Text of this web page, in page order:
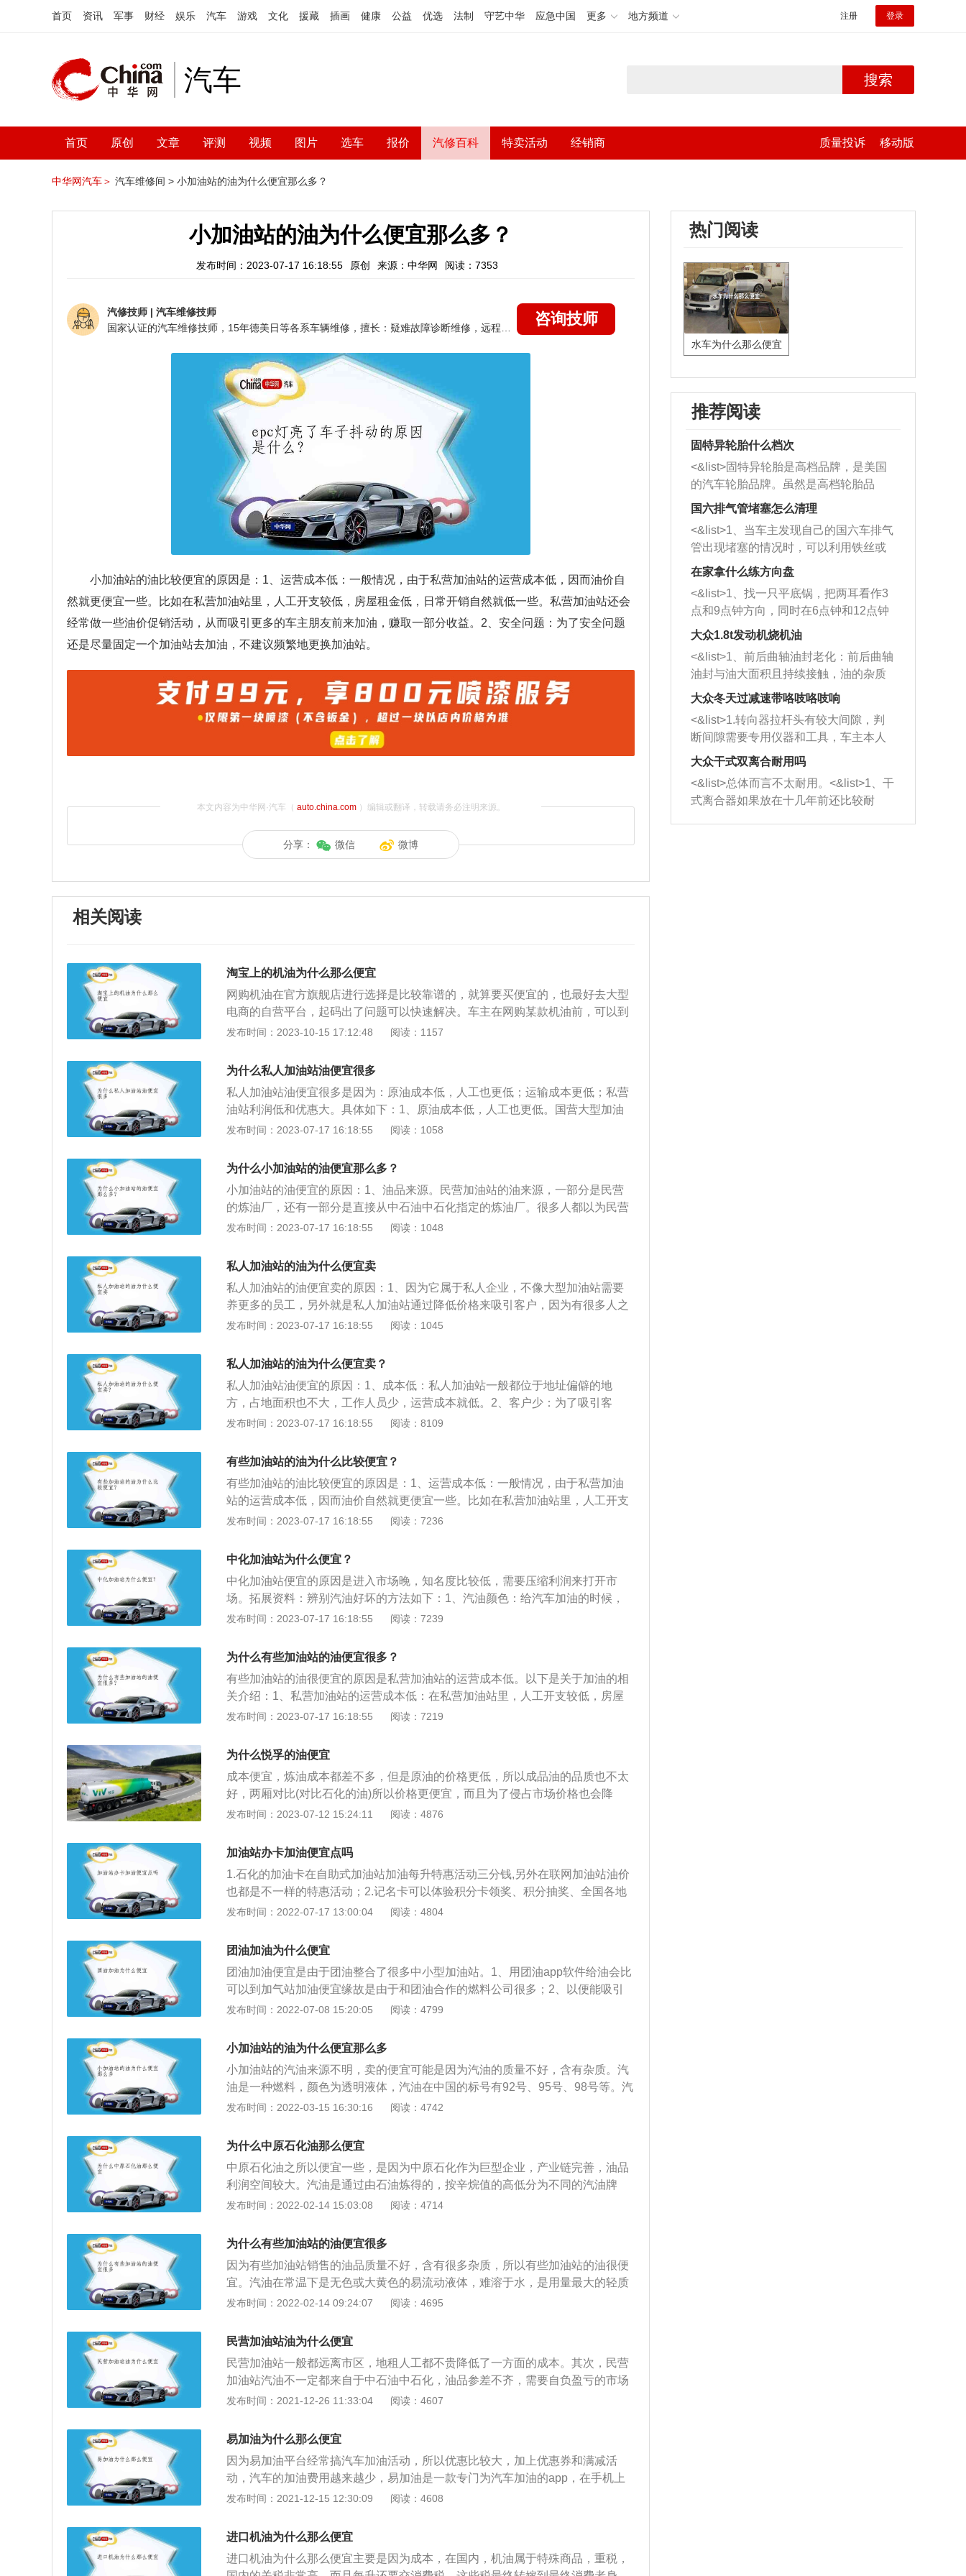
首页 资讯 军事 财经 娱乐 汽车 游戏 文化 援藏 插画 健康 公益 优选 法制 守艺中华 应急中国 更多 地方频道 注册 登录
汽车 搜索
首页 原创 文章 评测 视频 图片 选车 报价 汽修百科 特卖活动 经销商 质量投诉 移动版
中华网汽车＞ 汽车维修间 > 小加油站的油为什么便宜那么多？
小加油站的油为什么便宜那么多？
发布时间：2023-07-17 16:18:55 原创 来源：中华网 阅读：7353
汽修技师 | 汽车维修技师
咨询技师
小加油站的油比较便宜的原因是：1、运营成本低：一般情况，由于私营加油站的运营成本低，因而油价自
然就更便宜一些。比如在私营加油站里，人工开支较低，房屋租金低，日常开销自然就低一些。私营加油站还会
经常做一些油价促销活动，从而吸引更多的车主朋友前来加油，赚取一部分收益。2、安全问题：为了安全问题
还是尽量固定一个加油站去加油，不建议频繁地更换加油站。
本文内容为中华网·汽车（ auto.china.com）编辑或翻译，转载请务必注明来源。
分享： 微信 微博
相关阅读
淘宝上的机油为什么那么便宜
网购机油在官方旗舰店进行选择是比较靠谱的，就算要买便宜的，也最好去大型
电商的自营平台，起码出了问题可以快速解决。车主在网购某款机油前，可以到
相应的官网上查询，与机油对应的官方旗舰店有哪些，比如天猫官方旗舰店、京
宝的机油大致可以分为以下几种，这也是导致淘宝机油便宜的原因：1、与其他
电商平台一样，降低过品质的机油，价格可以压得更低。2、由本来靠谱的实体
店铺，进入淘宝开的店，价格比线下便宜15%以上。3、用普通国产机油，与其
他名牌进行混淆，压缩成本。4、假冒伪劣产品，这是一直无法根绝的问题。可
看出淘宝机油便宜与油品质量有关，出现假冒产品、质量不过关的居多。此外在
权给途虎，能够保障机油是正品，并且途虎还有免费更换的服务。以下是选购机
油的一点小建议：1、车龄不长的，建议的机油型号最佳，或者咨询4S店机油型
号，机油等级目前选择SN即可。2、要考虑下自己的需求，比如有些主打静音效
发布时间：2023-10-15 17:12:48 阅读：1157
为什么私人加油站油便宜很多
私人加油站油便宜很多是因为：原油成本低，人工也更低；运输成本更低；私营
油站利润低和优惠大。具体如下：1、原油成本低，人工也更低。国营大型加油
站因为有一套非常严谨的采购流程，而且一般轻易不会变，只会每年进行考核。
现有更便宜或者降价之后，会立即调整自己的采购策略，加上库存也不像大型油
站多。整体算下来私营油站有原油成本和人力成本的优势。2、运输成本更低。
对于私营油站可以在周边找到合适的炼油厂，考察下来也更加快捷，所以运输方
面的费用也会低上不少。大油站因为集团采购的原因，往往会选择固定的供货
商。而供货商规模也大，成本也相对较高，出现价格波动的时候反应也会更加迟
相辅相成的，正是因为私营油站利润会低些，再加上为了抢占市场份额，优惠力
度也会更大，所以我们在私营油站加油会更加便宜。客观上来说如果价格一样，
相信很多人愿意选择更有口碑保证的大型油站。
发布时间：2023-07-17 16:18:55 阅读：1058
为什么小加油站的油便宜那么多？
小加油站的油便宜的原因：1、油品来源。民营加油站的油来源，一部分是民营
的炼油厂，还有一部分是直接从中石油中石化指定的炼油厂。很多人都以为民营
炼油厂是那种非常劣质的形象，不过现在国内已经有不少民营炼油厂的规模发展
的。2、价格战夺取优势。民营加油站卖的油比中石油中石化便宜，很大原因是
利用价格来夺取竞争力，之前我们也有说到,中石油中石化在国内有着垄断地位,民
营加油站在巨大的压迫面前，只能打起价格战，借此来吸引轴。3、人员成本
少。人员成本优势是民营加油站的特点，民营加油站不需要国企体制那样庞大，
不用供着数以万计的人，几个人也就就能够让一个加油站正常营业，在人员上就
候大量购买成品油，等到油价上涨后以低于中石油中石化的价格出售，凭借价格
优势获取利润，只要在油品变质前能把油卖出就没有打错算盘。
发布时间：2023-07-17 16:18:55 阅读：1048
私人加油站的油为什么便宜卖
私人加油站的油便宜卖的原因：1、因为它属于私人企业，不像大型加油站需要
养更多的员工，另外就是私人加油站通过降低价格来吸引客户，因为有很多人之
所以到私人加油站加油，就是为了能够省一定的费用。2、还有就是私人加油
格出售，这样同样也能获取更高的利润。3、私人加油站的质量也没有办法保
证，可能还会有勾兑的情况。总之都是为了获取更高的利润，才会便宜卖的。
4、私人加油站，一般是直接和炼油厂合作，在中间的成本上节省了很多费用，
在运输的时候也不像国企加油站那样复杂，所以也会造成油更便宜。
发布时间：2023-07-17 16:18:55 阅读：1045
私人加油站的油为什么便宜卖？
私人加油站油便宜的原因：1、成本低：私人加油站一般都位于地址偏僻的地
方，占地面积也不大，工作人员少，运营成本就低。2、客户少：为了吸引客
户，会加大优惠力度。3、油品来源不一样：正规加油站的油品好、自然价格
作为货源，自然价格就会便宜一些。但是长期使用低油品的燃油，汽车的积碳会
累积得很快，油耗增加、加速无力是最常见的表现。4、薄利多销：和卖其他产
品一样，采用薄利多销的策略来获得尽可能多的利润，这是经济学里面常用的方
法；价格低一点之后，很多车主就会为了一箱油能省不少钱而选择私人加油站。
发布时间：2023-07-17 16:18:55 阅读：8109
有些加油站的油为什么比较便宜？
有些加油站的油比较便宜的原因是：1、运营成本低：一般情况，由于私营加油
站的运营成本低，因而油价自然就更便宜一些。比如在私营加油站里，人工开支
较低，房屋租金低，日常开销自然就低一些。私营加油站还会经常做一些油价促
为了安全问题还是尽量固定一个加油站去加油，不建议频繁的更换加油站。
发布时间：2023-07-17 16:18:55 阅读：7236
中化加油站为什么便宜？
中化加油站便宜的原因是进入市场晚，知名度比较低，需要压缩利润来打开市
场。拓展资料：辨别汽油好坏的方法如下：1、汽油颜色：给汽车加油的时候，
注意观察汽油的颜色。在正常情况下汽油的颜色是水白色。如果颜色变深，可能
加。查看排气管是否有粘性物质，如果出现那说明它是劣质汽油。使用时会不会
有发生爆震情况，点火会不会困难等问题。3、闻气味：轻轻扇动汽油的气味，
如果有刺激性气味，如辛辣烟，异味，这意味着汽油含有过多的硫，通常含有其
他杂质。4、手感：手指沾油然后用手指摩擦几次。如果手指的油腻感越强，与
机油一样，说明油的质量不是很好。或者在手上倒一点油，如果油迅速蒸发，说
发布时间：2023-07-17 16:18:55 阅读：7239
为什么有些加油站的油便宜很多？
有些加油站的油很便宜的原因是私营加油站的运营成本低。以下是关于加油的相
关介绍：1、私营加油站的运营成本低：在私营加油站里，人工开支较低，房屋
租金低，日常开销自然就低些。或许是私营加油站口碑不太好，基本上会做一些
赚取一部分收益。2、固定一个加油站去加油：私营加油站的开支较小，无论是
日常管理，还是人工成本，都是比两桶油加油站低得多。但是在一些偏远地区的
私营加油站，往往并不会有燃油促销活动，毕竟前往加油的车辆并不多，优惠与
否多销售情况影响并不大。但是车主需要注意的是，选择私营加油站加油，为了
安全问题还是尽量固定一个加油站去加油，不建议频繁性地更换加油站。
发布时间：2023-07-17 16:18:55 阅读：7219
为什么悦孚的油便宜
成本便宜，炼油成本都差不多，但是原油的价格更低，所以成品油的品质也不太
好，两厢对比(对比石化的油)所以价格更便宜，而且为了侵占市场价格也会降
低。符合国标和高于国标的企标，靠近原产地，打开市场投入，炼油成本与原油
立，经营范围包括第3类易燃液体和第8类腐蚀品销售。
发布时间：2023-07-12 15:24:11 阅读：4876
加油站办卡加油便宜点吗
1.石化的加油卡在自助式加油站加油每升特惠活动三分钱,另外在联网加油站油价
也都是不一样的特惠活动；2.记名卡可以体验积分卡领奖、积分抽奖、全国各地
道路免费的救援、商户特惠活动等很多活动,也有许多不定时进行的特惠活动,例如
小芯片，这个小芯片只需要朝上插进去就可以，假如说插反了，人家的系统软件
是不可能提示的，因此不要顾虑是否插卡合理。最重要的一点就是需要看好它后
面的单位，一般它会有升或者元，说白了就是你要么加多少升，要么就是加多少
钱，而小编觉得，如果是采用自助加油以价格就可以，毕竟这个钱如果设定一个
标准的话，操作起来也是非常的容易，因为你不知道要加多少升油，其实当你加
后把油枪挂到原来位置，把油卡取出即可
发布时间：2022-07-17 13:00:04 阅读：4804
团油加油为什么便宜
团油加油便宜是由于团油整合了很多中小型加油站。1、用团油app软件给油会比
可以到加气站加油便宜缘故是由于和团油合作的燃料公司很多；2、以便能吸引
住消费者燃料公司因而做出相对应的让价主题活动；3、简易而言团油就是说燃
中国海油、中航油等。车主们在团油app软件上给油，燃料公司会给消费者派发
优惠劵，为此抢夺客源。而团油app软件也就借此机会为燃料公司拉拢了位消费
者，因而获得相对应的佣金。上边有说到，团油仅仅1个app软件，燃料由与之合
作的公司提供。与之合作的公司有壳牌机油、中国海油、中石油等知名燃料公
司，在油品上基本没有什么问题。除此之外，现阶段市面只需挂靠谱工商执照的
不但要提供各种各样票据，而且国家对燃料的管控也非常严格。
发布时间：2022-07-08 15:20:05 阅读：4799
小加油站的油为什么便宜那么多
小加油站的汽油来源不明，卖的便宜可能是因为汽油的质量不好，含有杂质。汽
油是一种燃料，颜色为透明液体，汽油在中国的标号有92号、95号、98号等。汽
油难溶于水，具有蒸发性，安定性，腐蚀性，抗爆性。目前汽车添加的汽油多为
燃烧产生的动能越大，不同车型应该根据该车型的发动机挑选标号油，低压缩比
的发动机不能使用高标号油，以免发生不完全燃烧现象。汽油中含有杂质会导致
汽油的燃烧率下降，同时影响发动机的使用，导致减少使用寿命。
发布时间：2022-03-15 16:30:16 阅读：4742
为什么中原石化油那么便宜
中原石化油之所以便宜一些，是因为中原石化作为巨型企业，产业链完善，油品
利润空间较大。汽油是通过由石油炼得的，按辛烷值的高低分为不同的汽油牌
号，主要用于汽车内燃机的燃料，是世界上用量最大的石油产品之一。具有出色
好。汽油在自然条件下具有稳定的性能，我国的汽油是按照排号生产和销售的，
标号越大，汽油的抗爆性能越好，可以通过发动机的压缩比选择汽油排号，汽车
使用的汽油排号会在汽车使用手册上标明，我国最大型的汽油品牌是中国石油和
中石化。
发布时间：2022-02-14 15:03:08 阅读：4714
为什么有些加油站的油便宜很多
因为有些加油站销售的油品质量不好，含有很多杂质，所以有些加油站的油很便
宜。汽油在常温下是无色或大黄色的易流动液体，难溶于水，是用量最大的轻质
石油产品，是汽车发动机的重要燃料。根据用途可以将汽油产品分为航空汽油、
运用于汽车，摩托车等交通工具使用。溶剂汽油则用于合成橡胶，油漆等生产使
用，汽油最重要的特性是蒸发性，抗爆性，安稳性和腐蚀性。使用含有杂质的汽
油容易使发动机内活塞等部件出现积炭现象，导致发动机的性能输出下降，所以
不能贪图便宜。
发布时间：2022-02-14 09:24:07 阅读：4695
民营加油站油为什么便宜
民营加油站一般都远离市区，地租人工都不贵降低了一方面的成本。其次，民营
加油站汽油不一定都来自于中石油中石化，油品参差不齐，需要自负盈亏的市场
竞争因素也决定了他比较低的价格。92号与95号汽油最大的区别在于1.两者的正
烷；同样道理，95号汽油的含义则是含有95%的异辛烷，5%的正庚烷。异辛烷
的比例越高，抗暴性就越好。一般建议车主在加油时，一定要遵守油箱盖内测建
议加油的号数，不要随意更改加油的种类，以免对爱车造成损坏，如误加汽油，
切记不要点火。等待专业人士处理。汽油的储存最好使用的是金属容器，切记储
存的盖子一定要拧紧，防止汽油分子的扩散。储存汽油的地方应该要防火、防电
储存汽油的容易装的过于满，需要留出一定的空间，让汽油分子有空间活动。因
为在汽油受热后，会发生体积膨胀导致容易变大，此时如果没有留出一定的空
间，甚至还可能出现汽油容器破裂等情况。汽油属于易挥发液体，自燃点在250
发布时间：2021-12-26 11:33:04 阅读：4607
易加油为什么那么便宜
因为易加油平台经常搞汽车加油活动，所以优惠比较大，加上优惠券和满减活
动，汽车的加油费用越来越少，易加油是一款专门为汽车加油的app，在手机上
直接支付加油费用。汽油在常温下是无色或大黄色的易流动液体，难溶于水，是
分为航空汽油、车用汽油和溶剂汽油三种，航空汽油和车用汽油主要用于汽油机
的燃料，被广泛运用于汽车，摩托车等交通工具使用。溶剂汽油则用于合成橡
胶，油漆等生产使用。使用含有杂质的汽油容易使发动机内活塞等部件出现积炭
发布时间：2021-12-15 12:30:09 阅读：4608
进口机油为什么那么便宜
进口机油为什么那么便宜主要是因为成本，在国内，机油属于特殊商品，重税，
热门阅读
水车为什么那么便宜
推荐阅读
固特异轮胎什么档次
<&list>固特异轮胎是高档品牌，是美国
的汽车轮胎品牌。虽然是高档轮胎品
牌，但是中高低端的轮胎都有生产，这
也是为了更好的开拓市场。
国六排气管堵塞怎么清理
<&list>1、当车主发现自己的国六车排气
管出现堵塞的情况时，可以利用铁丝或
者是细棍，直接将杂物给取出来，如果
堵塞情况比较严重，也可以采取应急措
施。 <&list>2、直接利用木棍将所有的
杂物推到排气管里面的位置处，然后将
三元催化器拆解开，就可以将堵塞的东
西取出来。但如果是因为积碳过多引起
的堵塞，就需要将三元催化器泡在草酸
洗剂对堵塞的情况得到解决，将清洗剂
放在燃油箱中，与燃油混合后，车辆启
动时，就可以和汽油一起进入到燃烧
室，最后形成废气排出，就可以让三元
催化器得到清洗，排气管堵塞的情况就
能够得到解决。
在家拿什么练方向盘
<&list>1、找一只平底锅，把两耳看作3
点和9点钟方向，同时在6点钟和12点钟
方向做一个标记。 <&list>2、双手握住
一圈半的练习，往右同样也要打相同的
圈数。 <&list>3、最后强调要反复练
习，这样就可以形成肌肉记忆，在真实
驾驶车辆时，不需要记忆也能打好方
向。
大众1.8t发动机烧机油
<&list>1、前后曲轴油封老化：前后曲轴
油封与油大面积且持续接触，油的杂质
和发动机内持续温度变化使其密封效果
逐渐减弱，导致渗油或漏油。<&list>2、
活塞间隙过大：积碳会使活塞环与缸体
的间隙扩大，导致机油流入燃烧室中，
造成烧机油。<&list>3、机油粘度。使用
机油粘度过小的话，同样会有烧机油现
象，机油粘度过小具有很好的流动性，
大众冬天过减速带咯吱咯吱响
<&list>1.转向器拉杆头有较大间隙，判
断间隙需要专用仪器和工具，车主本人
无法制作，需要将车辆送到修理厂或4s
店；<&list>2.车辆半轴套管防尘罩破
裂，破裂后会出现漏油现象，使半轴磨
损严重，磨损的半轴容易损坏，产生异
响；<&list>3.稳定器的转向胶套和球头
大众干式双离合耐用吗
<&list>总体而言不太耐用。<&list>1、干
式离合器如果放在十几年前还比较耐